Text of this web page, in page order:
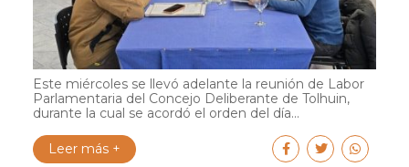
Este miércoles se llevó adelante la reunión de Labor
Parlamentaria del Concejo Deliberante de Tolhuin,
durante la cual se acordó el orden del día...
Leer más +